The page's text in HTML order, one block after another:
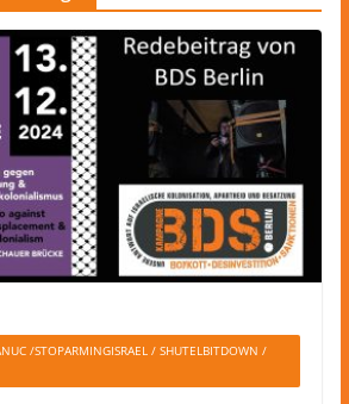
/STOPARMINGISRAEL / SHUTELBITDOWN /